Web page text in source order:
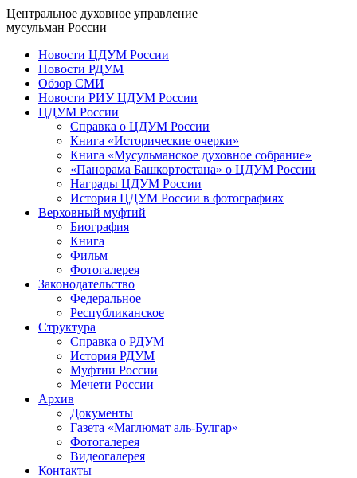
Центральное духовное управление
мусульман России
Новости ЦДУМ России
Новости РДУМ
Обзор СМИ
Новости РИУ ЦДУМ России
ЦДУМ России
Справка о ЦДУМ России
Книга «Исторические очерки»
Книга «Мусульманское духовное собрание»
«Панорама Башкортостана» о ЦДУМ России
Награды ЦДУМ России
История ЦДУМ России в фотографиях
Верховный муфтий
Биография
Книга
Фильм
Фотогалерея
Законодательство
Федеральное
Республиканское
Структура
Справка о РДУМ
История РДУМ
Муфтии России
Мечети России
Архив
Документы
Газета «Маглюмат аль-Булгар»
Фотогалерея
Видеогалерея
Контакты